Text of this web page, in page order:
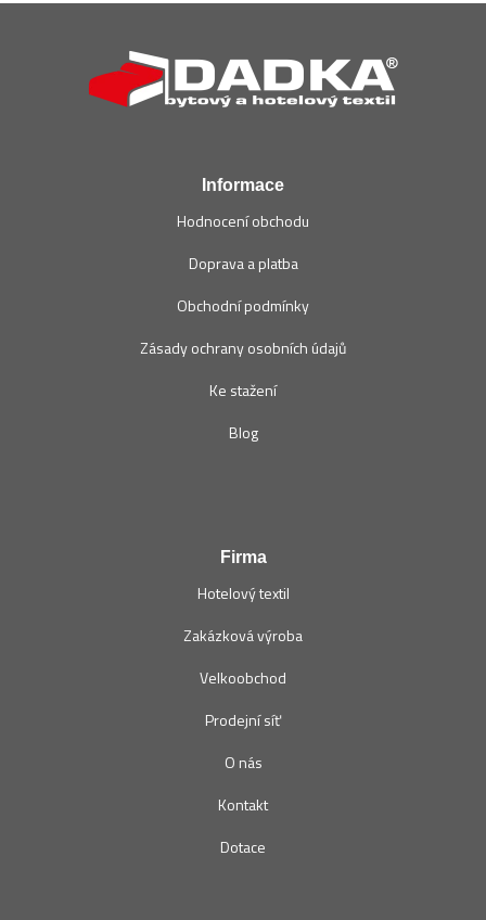
Informace
Hodnocení obchodu
Doprava a platba
Obchodní podmínky
Zásady ochrany osobních údajů
Ke stažení
Blog
Firma
Hotelový textil
Zakázková výroba
Velkoobchod
Prodejní síť
O nás
Kontakt
Dotace